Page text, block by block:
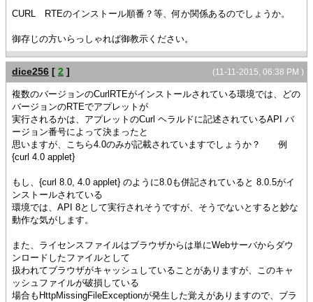
CURL RTEのインストール順番？等、何か関係あるのでしょうか。
御存じの方いらっしゃれば御教示ください。
(11-11-2015, 06:38 PM )
dice256 [ 2 ]
複数のバージョンのCurlRTEがインストールされている環境では、どの
バージョンのRTEでアプレットが
実行されるかは、アプレットのCurl ヘラルドに記述されているAPI バ
ージョン番号によって決まったと
思いますが、こちら4.0のみが記載されていますでしょうか？ 例
{curl 4.0 applet}
もし、{curl 8.0, 4.0 applet} のように8.0も併記されていると 8.0.5がイ
ンストールされている
環境では、API 8として実行されそうですが、そうでないとすると妙な
動作な気がします。
また、ライセンスファイルはブラウザからは単にWebサーバからダウ
ンロードしたファイルとして
扱われてブラウザがキャッシュしていることがありますが、このキャ
ッシュファイルが破損している
場合もHttpMissingFileExceptionが発生した覚えがありますので、ブラ